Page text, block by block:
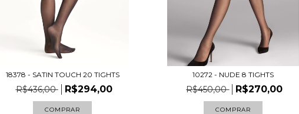
18378 - SATIN TOUCH 20 TIGHTS
R$436,00 R$294,00
COMPRAR
10272 - NUDE 8 TIGHTS
R$450,00 R$270,00
COMPRAR